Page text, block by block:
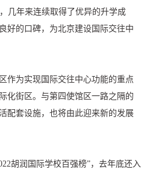
几年来连续取得了优异的升学成
好的口碑，为北京建设国际交往中
作为实现国际交往中心功能的重点
化街区。与第四使馆区一路之隔的
配套设施，也将由此迎来新的发展
胡润国际学校百强榜”，去年底还入